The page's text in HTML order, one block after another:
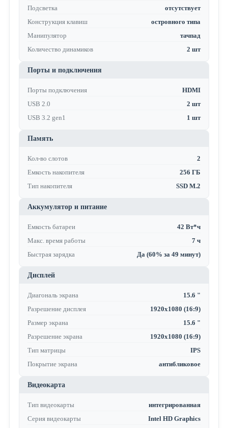
Подсветка
отсутствует
Конструкция клавиш
островного типа
Манипулятор
тачпад
Количество динамиков
2 шт
Порты и подключения
Порты подключения
HDMI
USB 2.0
2 шт
USB 3.2 gen1
1 шт
Память
Кол-во слотов
2
Емкость накопителя
256 ГБ
Тип накопителя
SSD M.2
Аккумулятор и питание
Емкость батареи
42 Вт*ч
Макс. время работы
7 ч
Быстрая зарядка
Да (60% за 49 минут)
Дисплей
Диагональ экрана
15.6 "
Разрешение дисплея
1920x1080 (16:9)
Размер экрана
15.6 "
Разрешение экрана
1920x1080 (16:9)
Тип матрицы
IPS
Покрытие экрана
антибликовое
Видеокарта
Тип видеокарты
интегрированная
Серия видеокарты
Intel HD Graphics